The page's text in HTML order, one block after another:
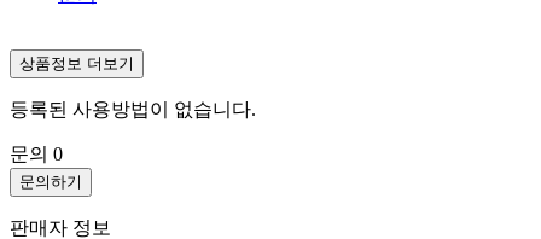
상품정보 더보기
등록된 사용방법이 없습니다.
문의 0
문의하기
판매자 정보